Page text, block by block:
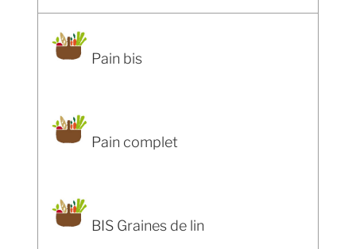
Pain bis
Pain complet
BIS Graines de lin